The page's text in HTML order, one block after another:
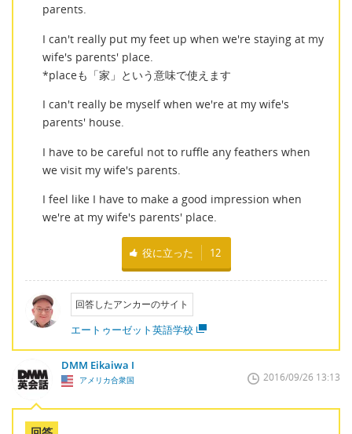
parents.
I can't really put my feet up when we're staying at my
wife's parents' place.
*placeも「家」という意味で使えます
I can't really be myself when we're at my wife's
parents' house.
I have to be careful not to ruffle any feathers when
we visit my wife's parents.
I feel like I have to make a good impression when
we're at my wife's parents' place.
役に立った 12
回答したアンカーのサイト
エートゥーゼット英語学校
DMM Eikaiwa I
アメリカ合衆国 2016/09/26 13:13